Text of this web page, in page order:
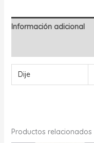
Información adicional
Dije
Productos relacionados